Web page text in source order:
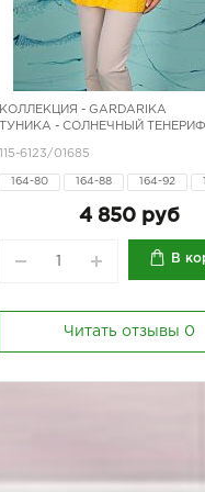
КОЛЛЕКЦИЯ - GARDARIKA
ТУНИКА - СОЛНЕЧНЫЙ
115-6123/01685
164-80 164-88 164-92
4 850 руб
В
Читать отзывы 0